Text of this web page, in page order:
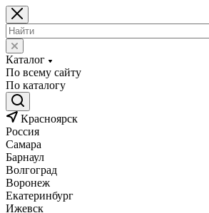
Каталог
По всему сайту
По каталогу
Красноярск
Россия
Самара
Барнаул
Волгоград
Воронеж
Екатеринбург
Ижевск